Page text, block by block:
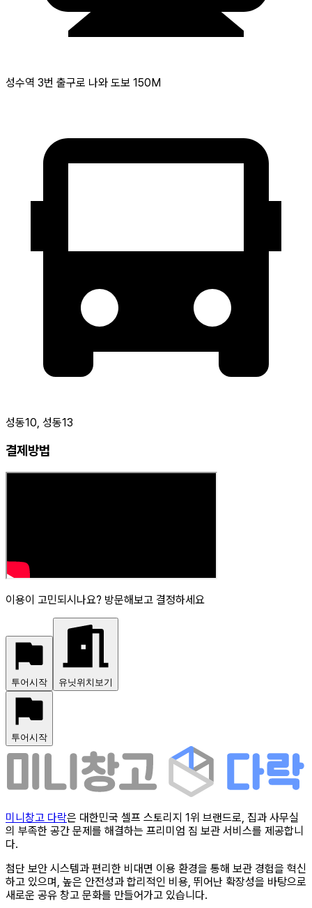
성수역 3번 출구로 나와 도보 150M
성동10, 성동13
결제방법
이용이 고민되시나요? 방문해보고 결정하세요
투어시작 유닛위치보기
투어시작
미니창고 다락은 대한민국 셀프 스토리지 1위 브랜드로, 집과 사무실
의 부족한 공간 문제를 해결하는 프리미엄 짐 보관 서비스를 제공합니
다.
첨단 보안 시스템과 편리한 비대면 이용 환경을 통해 보관 경험을 혁신
하고 있으며, 높은 안전성과 합리적인 비용, 뛰어난 확장성을 바탕으로
새로운 공유 창고 문화를 만들어가고 있습니다.